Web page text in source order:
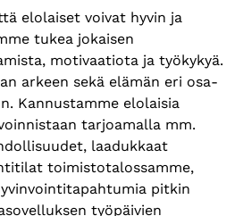
elolaiset voivat hyvin ja
tukea jokaisen
motivaatiota ja työkykyä.
arkeen sekä elämän eri osa-
Kannustamme elolaisia
tarjoamalla mm.
laadukkaat
toimistotalossamme,
pitkin
työpäivien